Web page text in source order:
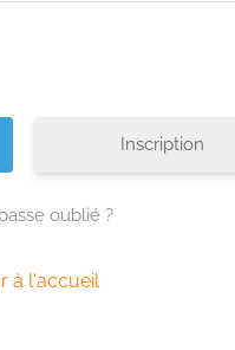
Inscription
oublié ?
à l'accueil